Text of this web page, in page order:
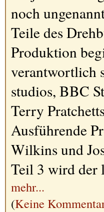
noch
Teile des
Produktion
verantwortlich
studios, BBC
Terry
Ausführende
Wilkins und
Teil 3 wird der
mehr...
(Keine